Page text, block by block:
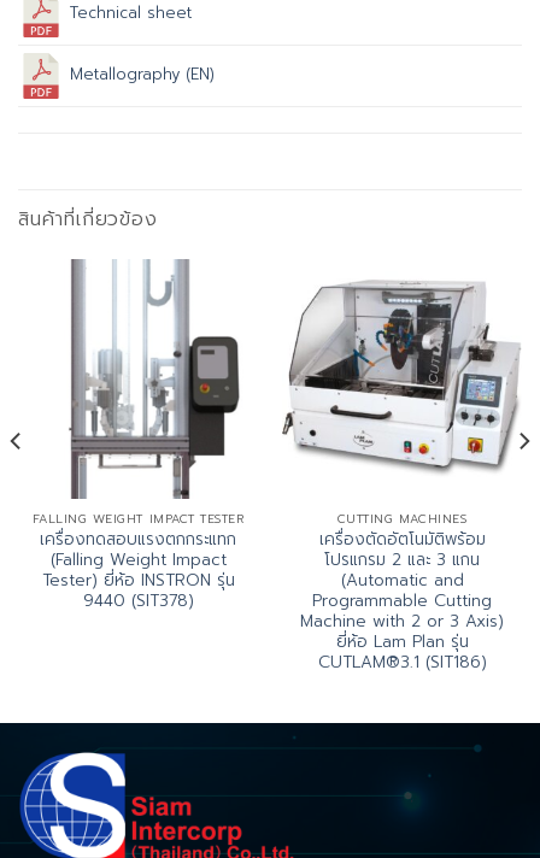
Technical sheet
Metallography (EN)
สินค้าที่เกี่ยวข้อง
FALLING WEIGHT IMPACT TESTER
เครื่องทดสอบแรงตกกระแทก
(Falling Weight Impact
Tester) ยี่ห้อ INSTRON รุ่น
9440 (SIT378)
CUTTING MACHINES
เครื่องตัดอัตโนมัติพร้อม
โปรแกรม 2 และ 3 แกน
(Automatic and
Programmable Cutting
Machine with 2 or 3 Axis)
ยี่ห้อ Lam Plan รุ่น
CUTLAM®3.1 (SIT186)